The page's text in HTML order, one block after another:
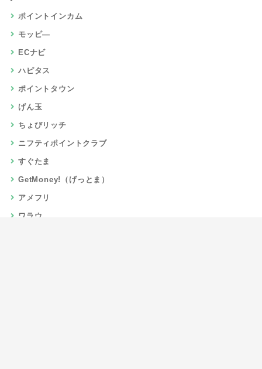
ポイントインカム
モッピ―
ECナビ
ハピタス
ポイントタウン
げん玉
ちょびリッチ
ニフティポイントクラブ
すぐたま
GetMoney!（げっとま）
アメフリ
ワラウ